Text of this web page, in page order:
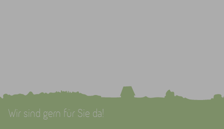
Wir sind gern für Sie da!